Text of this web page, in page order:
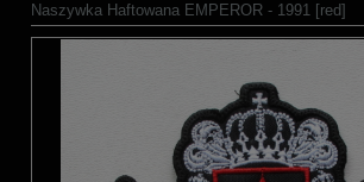
Naszywka Haftowana EMPEROR - 1991 [red]